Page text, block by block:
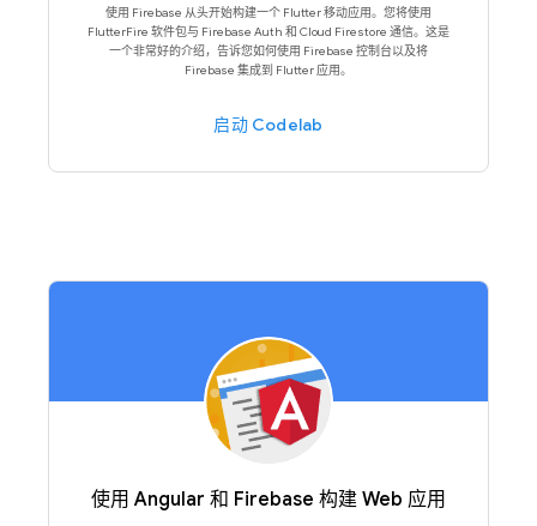
使用 Firebase 从头开始构建一个 Flutter 移动应用。您将使用
FlutterFire 软件包与 Firebase Auth 和 Cloud Firestore 通信。这是
一个非常好的介绍，告诉您如何使用 Firebase 控制台以及将
Firebase 集成到 Flutter 应用。
启动 Codelab
使用 Angular 和 Firebase 构建 Web 应用